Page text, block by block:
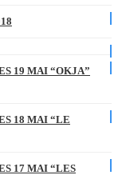
19 MAI “OKJA”
18 MAI “LE
17 MAI “LES